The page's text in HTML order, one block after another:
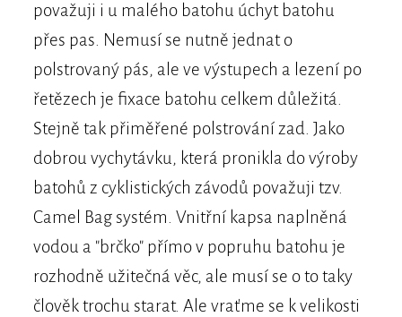
považuji i u malého batohu úchyt batohu
přes pas. Nemusí se nutně jednat o
polstrovaný pás, ale ve výstupech a lezení po
řetězech je fixace batohu celkem důležitá.
Stejně tak přiměřené polstrování zad. Jako
dobrou vychytávku, která pronikla do výroby
batohů z cyklistických závodů považuji tzv.
Camel Bag systém. Vnitřní kapsa naplněná
vodou a "brčko" přímo v popruhu batohu je
rozhodně užitečná věc, ale musí se o to taky
člověk trochu starat. Ale vraťme se k velikosti